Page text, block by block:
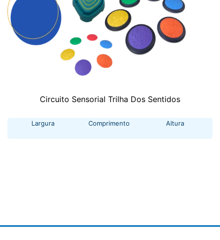
Circuito Sensorial Trilha Dos Sentidos
Largura Comprimento Altura